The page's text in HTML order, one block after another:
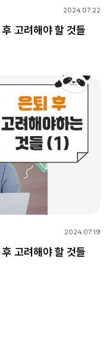
2024.07.22
고려해야 할 것들
2024.07.19
고려해야 할 것들